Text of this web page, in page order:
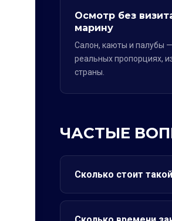
Осмотр без
марину
Салон, каюты и палубы
реальных пропорциях,
страны.
ЧАСТЫЕ
Сколько стоит